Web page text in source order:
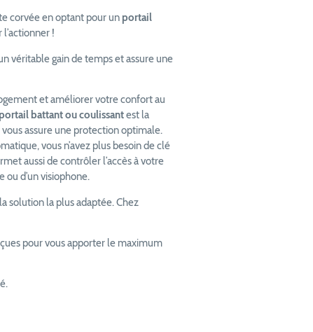
corvée en optant pour un portail
!
véritable gain de temps et assure une
et améliorer votre confort au
battant ou coulissantest la
assure une protection optimale.
vous n’avez plus besoin de clé
aussi de contrôler l’accès à votre
ou d’un visiophone.
solution la plus adaptée. Chez
pour vous apporter le maximum